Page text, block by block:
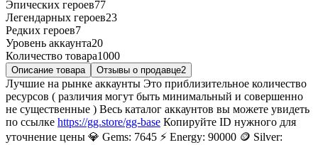
Эпических героев77
Легендарных героев23
Редких героев7
Уровень аккаунта20
Количество товара1000
Описание товара Отзывы о продавце2
Лучшие на рынке аккаунты Это приблизительное количество
ресурсов ( различия могут быть минимальный и совершенно
не существенные ) Весь каталог аккаунтов вы можете увидеть
по ссылке https://gg.store/gg-base Копируйте ID нужного для
уточнение цены 💎 Gems: 7645 ⚡️ Energy: 90000 🪙 Silver: